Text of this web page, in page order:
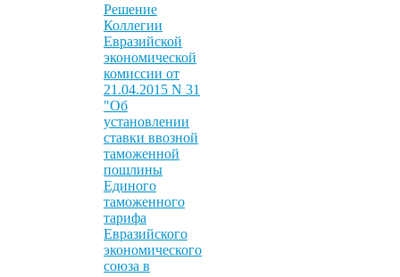
Решение
Коллегии
Евразийской
экономической
комиссии от
21.04.2015 N 31
"Об
установлении
ставки ввозной
таможенной
пошлины
Единого
таможенного
тарифа
Евразийского
экономического
союза в